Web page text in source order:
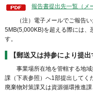
報告書提出先一覧（メ
（注）電子メールでご報告い
5MB(5,000KB)を超える際には、
す。
【郵送又は持参により提
事業場所在地を管轄する地域
課（下表参照）へ1部提出してく
廃棄物対策課又は資源循環推進課